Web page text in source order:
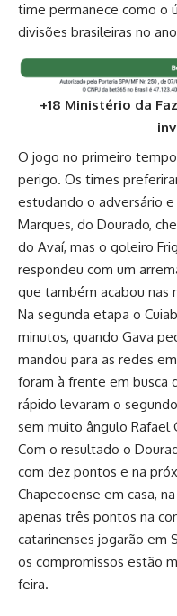
time permanece como o
divisões brasileiras no
+18 Ministério da
O jogo no primeiro
perigo. Os times
estudando o adversário
Marques, do Dourado,
do Avaí, mas o goleiro
respondeu com um
que também acabou nas
Na segunda etapa o
minutos, quando Gava
mandou para as redes
foram à frente em busca
rápido levaram o
sem muito ângulo Rafael
Com o resultado o
com dez pontos e na
Chapecoense em casa,
apenas três pontos na
catarinenses jogarão em
os compromissos estão
feira.